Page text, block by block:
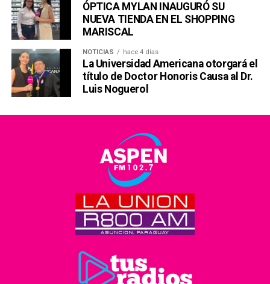
ÓPTICA MYLAN INAUGURÓ SU
NUEVA TIENDA EN EL SHOPPING
MARISCAL
NOTICIAS hace 4 días
La Universidad Americana otorgará el
título de Doctor Honoris Causa al Dr.
Luis Noguerol